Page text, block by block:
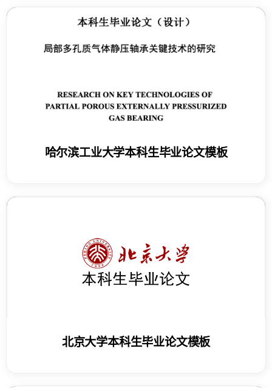
哈尔滨工业大学本科生毕业论文模板
北京大学本科生毕业论文模板